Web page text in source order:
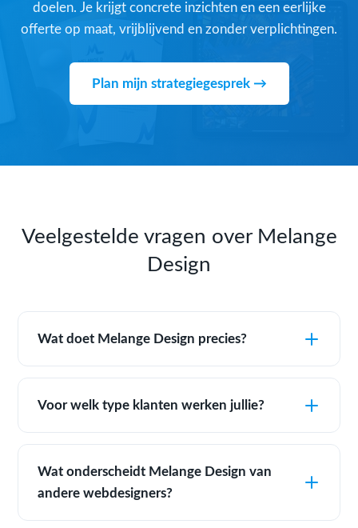
doelen. Je krijgt concrete inzichten en een eerlijke
offerte op maat, vrijblijvend en zonder verplichtingen.
Plan mijn strategiegesprek →
Veelgestelde vragen over Melange
Design
Wat doet Melange Design precies?
Voor welk type klanten werken jullie?
Wat onderscheidt Melange Design van
andere webdesigners?